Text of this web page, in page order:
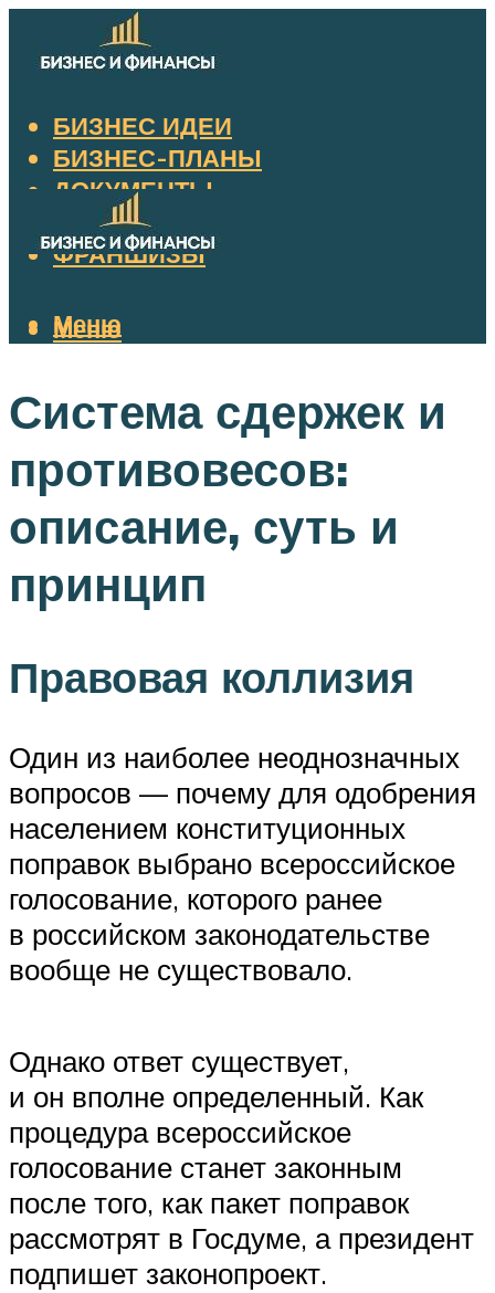
БИЗНЕС ИДЕИ
БИЗНЕС-ПЛАНЫ
ДОКУМЕНТЫ
НАЛОГИ
ФРАНШИЗЫ
Меню
Меню
Система сдержек и
противовесов:
описание, суть и
принцип
Правовая коллизия
Один из наиболее неоднозначных
вопросов — почему для одобрения
населением конституционных
поправок выбрано всероссийское
голосование, которого ранее
в российском законодательстве
вообще не существовало.
Однако ответ существует,
и он вполне определенный. Как
процедура всероссийское
голосование станет законным
после того, как пакет поправок
рассмотрят в Госдуме, а президент
подпишет законопроект.